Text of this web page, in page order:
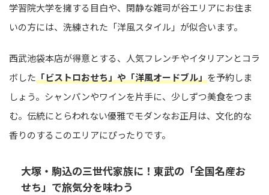
学習院大学を擁する目白や、閑静な雑司が谷エリアにお住ま
いの方には、洗練された「洋風スタイル」が似合います。
西武池袋本店が得意とする、人気フレンチやイタリアンとコラ
ボした「ビストロおせち」や「洋風オードブル」を予約しま
しょう。シャンパンやワインを片手に、少しずつ美食をつま
む。伝統にとらわれない優雅でモダンなお正月は、文化的な
香りのするこのエリアにぴったりです。
大塚・駒込の三世代家族に！東武の「全国名産お
せち」で旅気分を味わう